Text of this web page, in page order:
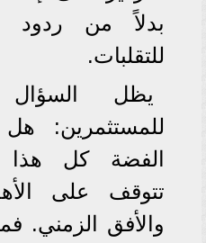
بدلاً من ردود
للتقلبات.
يظل السؤال
للمستثمرين:
الفضة كل هذا
تتوقف على
والأفق الزمني.